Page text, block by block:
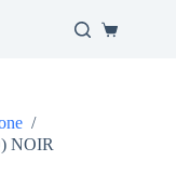
Panier
/
NOIR